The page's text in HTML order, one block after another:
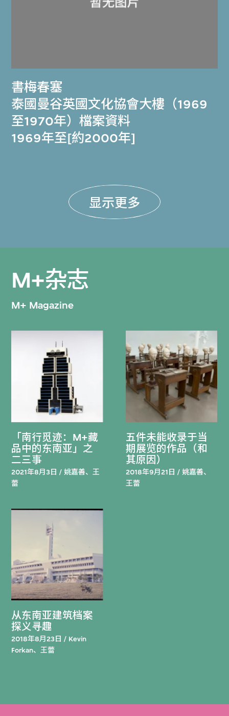
書梅春塞
泰國曼谷英國文化協會大樓（1969
至1970年）檔案資料
1969年至[約2000年]
显示更多
M+杂志
M+ Magazine
「南行觅迹：M+藏
品中的东南亚」之
二三事
2021年8月3日 / 姚嘉善、王
蕾
五件未能收录于当
期展览的作品（和
其原因）
2018年9月21日 / 姚嘉善、
王蕾
从东南亚建筑档案
探义寻趣
2018年8月23日 / Kevin
Forkan、王蕾